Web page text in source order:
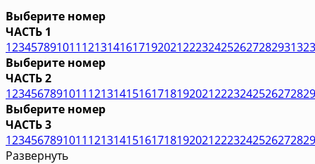
Выберите номер
ЧАСТЬ 1
123457891011121314161719202122232425262728293132
Выберите номер
ЧАСТЬ 2
1234567891011121314151617181920212223242526272829
Выберите номер
ЧАСТЬ 3
1234567891011121314151617181920212223242526272829
Развернуть